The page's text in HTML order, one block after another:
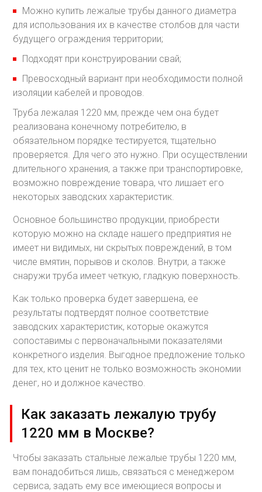
Можно купить лежалые трубы данного диаметра
для использования их в качестве столбов для части
будущего ограждения территории;
Подходят при конструировании свай;
Превосходный вариант при необходимости полной
изоляции кабелей и проводов.
Труба лежалая 1220 мм, прежде чем она будет
реализована конечному потребителю, в
обязательном порядке тестируется, тщательно
проверяется. Для чего это нужно. При осуществлении
длительного хранения, а также при транспортировке,
возможно повреждение товара, что лишает его
некоторых заводских характеристик.
Основное большинство продукции, приобрести
которую можно на складе нашего предприятия не
имеет ни видимых, ни скрытых повреждений, в том
числе вмятин, порывов и сколов. Внутри, а также
снаружи труба имеет четкую, гладкую поверхность.
Как только проверка будет завершена, ее
результаты подтвердят полное соответствие
заводских характеристик, которые окажутся
сопоставимы с первоначальными показателями
конкретного изделия. Выгодное предложение только
для тех, кто ценит не только возможность экономии
денег, но и должное качество.
Как заказать лежалую трубу
1220 мм в Москве?
Чтобы заказать стальные лежалые трубы 1220 мм,
вам понадобиться лишь, связаться с менеджером
сервиса, задать ему все имеющиеся вопросы и